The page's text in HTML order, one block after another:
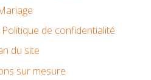
de confidentialité
du site
sur mesure